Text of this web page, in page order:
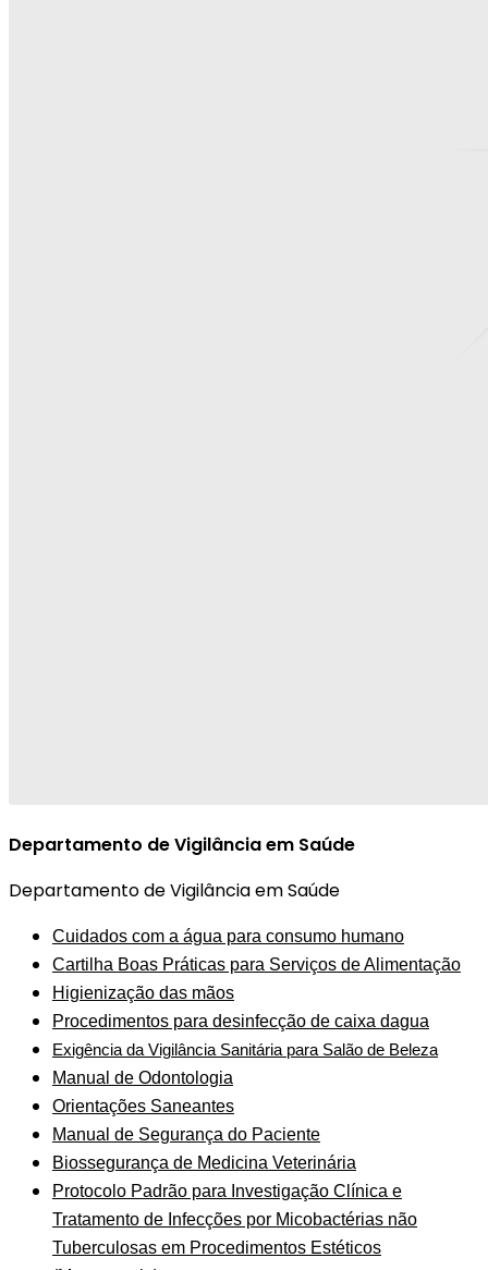
Departamento de Vigilância em Saúde
Departamento de Vigilância em Saúde
Cuidados com a água para consumo humano
Cartilha Boas Práticas para Serviços de Alimentação
Higienização das mãos
Procedimentos para desinfecção de caixa dagua
Exigência da Vigilância Sanitária para Salão de Beleza
Manual de Odontologia
Orientações Saneantes
Manual de Segurança do Paciente
Biossegurança de Medicina Veterinária
Protocolo Padrão para Investigação Clínica e
Tratamento de Infecções por Micobactérias não
Tuberculosas em Procedimentos Estéticos